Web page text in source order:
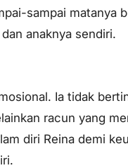
sampai matanya
anaknya sendiri.
Ia tidak
racun yang
diri Reina demi